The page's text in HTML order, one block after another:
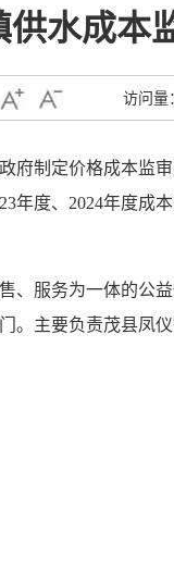
供水成本
访问量：
府制定价格成本监
年度、2024年度成
服务为一体的公
主要负责茂县凤